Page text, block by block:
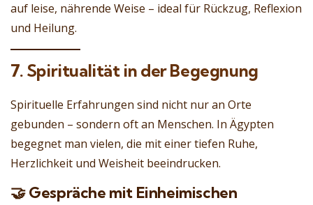
auf leise, nährende Weise – ideal für Rückzug, Reflexion
und Heilung.
7. Spiritualität in der Begegnung
Spirituelle Erfahrungen sind nicht nur an Orte
gebunden – sondern oft an Menschen. In Ägypten
begegnet man vielen, die mit einer tiefen Ruhe,
Herzlichkeit und Weisheit beeindrucken.
🤝 Gespräche mit Einheimischen